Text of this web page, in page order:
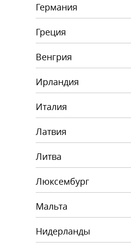
Германия
Греция
Венгрия
Ирландия
Италия
Латвия
Литва
Люксембург
Мальта
Нидерланды